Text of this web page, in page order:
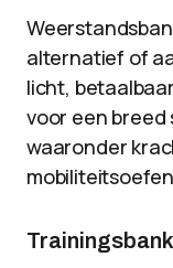
alternatief of
licht,
voor een
waaronder
Trainingsbank